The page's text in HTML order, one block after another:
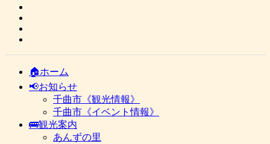
🏠ホーム
📢お知らせ
千曲市《観光情報》
千曲市《イベント情報》
🚌観光案内
あんずの里